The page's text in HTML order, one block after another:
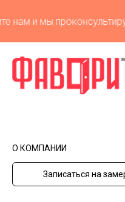
и мы
О КОМПАНИИ
Записаться на